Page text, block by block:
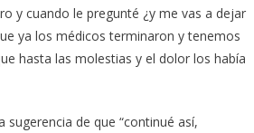
y cuando le pregunté ¿y me vas a dejar
ya los médicos terminaron y tenemos
hasta las molestias y el dolor los había
sugerencia de que “continué así,